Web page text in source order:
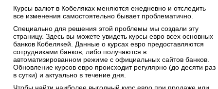
Курсы валют в Кобеляках меняются ежедневно и отследить
все изменения самостоятельно бывает проблематично.
Специально для решения этой проблемы мы создали эту
страницу. Здесь вы можете увидеть курсы евро всех основных
банков Кобелякей. Данные о курсах евро предоставляются
сотрудниками банков, либо получаются в
автоматизированном режиме с официальных сайтов банков.
Обновление курсов евро происходит регулярно (до десяти раз
в сутки) и актуально в течение дня.